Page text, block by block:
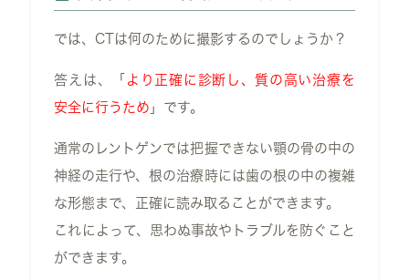
では、CT は何のために撮影するのでしょうか？
答えは、「 より正確に診断し、質の高い治療を
安全に行うため 」です。
通常のレントゲンでは把握できない顎の骨の中の
神経の走行や、根の治療時には歯の根の中の複雑
な形態まで、正確に読み取ることができます。
これによって、思わぬ事故やトラブルを防ぐこと
ができます。